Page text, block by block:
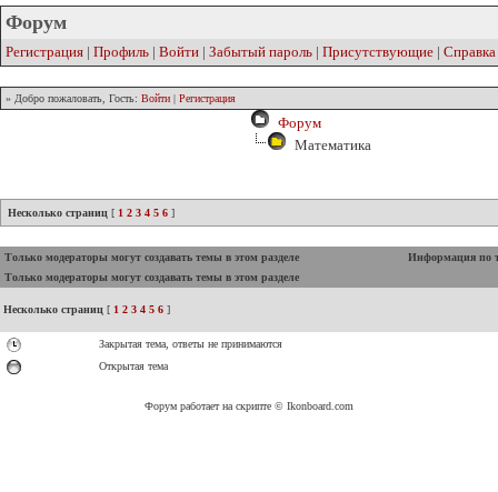
Форум
Регистрация | Профиль | Войти | Забытый пароль | Присутствующие | Справка
» Добро пожаловать, Гость: Войти | Регистрация
Форум
Математика
Несколько страниц [ 1 2 3 4 5 6 ]
Только модераторы могут создавать темы в этом разделе
Информация по
Только модераторы могут создавать темы в этом разделе
Несколько страниц [ 1 2 3 4 5 6 ]
Закрытая тема, ответы не принимаются
Открытая тема
Форум работает на скрипте © Ikonboard.com